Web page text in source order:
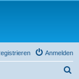
Anmelden